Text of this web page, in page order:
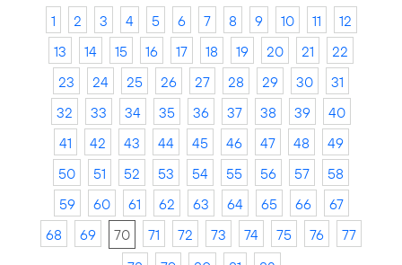
1 2 3 4 5 6 7 8 9 10 11
12
13
14 15 16 17 18 19 20 21
22
23
24 25 26 27 28 29 30
31
32
33 34 35 36 37 38 39
40
41
42 43 44 45 46 47 48
49
50
51 52 53 54 55 56 57
58
59
60 61 62 63 64 65 66
67
68
69 70 71 72 73 74 75 76
77